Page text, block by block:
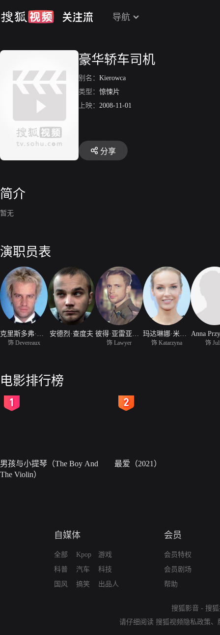
导航
豪华轿车司机
别名： Kierowca
类型： 惊悚片
上映： 2008-11-01
分享
简介
暂无
演职员表
饰 Devereaux
安德烈·查度夫
饰 Lawyer 饰 Katarzyna
Anna
饰
电影排行榜
男孩与小提琴（The Boy And
The Violin）
最爱（2021）
自媒体
全部
科普
国风
Kpop
汽车
搞笑
游戏
科技
出品人
会员
会员特权
会员剧场
帮助
搜狐影音 - 搜
请仔细阅读 搜狐视频隐私政策、